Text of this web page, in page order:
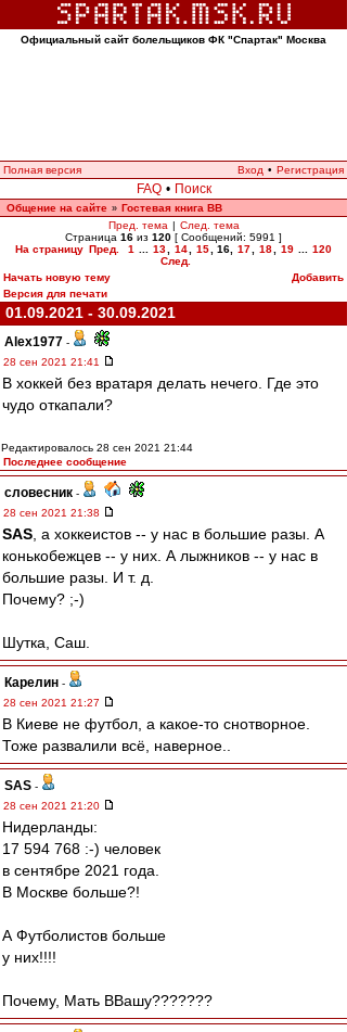
Официальный сайт болельщиков ФК "Спартак" Москва
Полная версия Вход • Регистрация
FAQ • Поиск
Общение на сайте » Гостевая книга ВВ
Пред. тема | След. тема
Страница 16 из 120 [ Сообщений: 5991 ]
На страницу Пред. 1 13 14 15 16 17 18 19
120
След.
Начать новую тему
Добавить
Версия для печати
01.09.2021 - 30.09.2021
Alex1977 -
28 сен 2021 21:41
В хоккей без вратаря делать нечего. Где это
чудо откапали?
Редактировалось 28 сен 2021 21:44
Последнее сообщение
словесник -
28 сен 2021 21:38
SAS , а хоккеистов -- у нас в большие разы. А
конькобежцев -- у них. А лыжников -- у нас в
большие разы. И т. д.
Почему? ;-)
Шутка, Саш.
Карелин -
28 сен 2021 21:27
В Киеве не футбол, а какое-то снотворное.
Тоже развалили всё, наверное..
SAS -
28 сен 2021 21:20
Нидерланды:
17 594 768 :-) человек
в сентябре 2021 года.
В Москве больше?!
А Футболистов больше
у них!!!!
Почему, Мать ВВашу???????